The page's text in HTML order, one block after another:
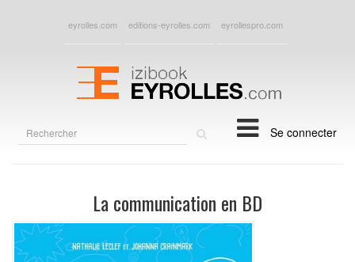
eyrolles.com editions-eyrolles.com eyrollespro.com
Se connecter
La communication en BD